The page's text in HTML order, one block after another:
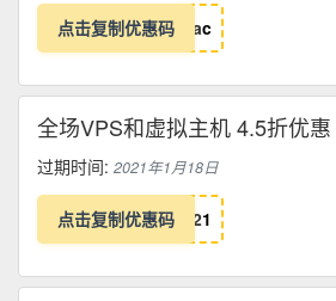
点击复制优惠码 ac
全场VPS和虚拟主机 4.5折优惠
过期时间: 2021年1月18日
点击复制优惠码 21